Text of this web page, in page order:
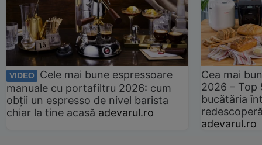
VIDEO
Cele mai bune espressoare
manuale cu portafiltru 2026: cum
obții un espresso de nivel barista
chiar la tine acasă adevarul.ro
Cea mai
2026 –
bucătăria
adevarul.ro